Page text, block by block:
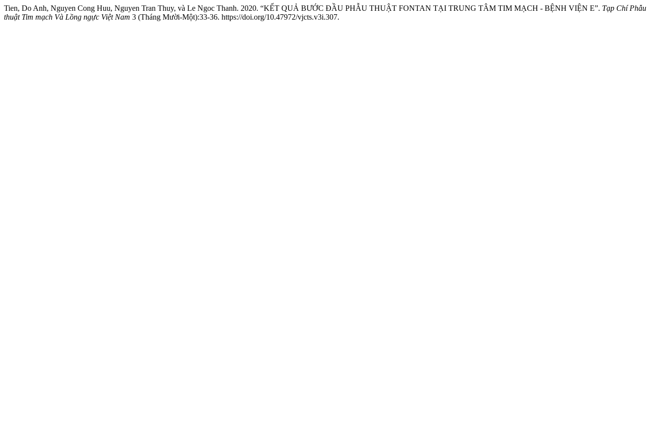
Tien, Do Anh, Nguyen Cong Huu, Nguyen Tran Thuy, và Le Ngoc Thanh. 2020. “KẾT QUẢ BƯỚC ĐẦU PHẪU THUẬT FONTAN TẠI TRUNG TÂM TIM MẠCH - BỆNH VIỆN E”. Tạp Chí Phẫu
thuật Tim mạch Và Lồng ngực Việt Nam 3 (Tháng Mười-Một):33-36. https://doi.org/10.47972/vjcts.v3i.307.